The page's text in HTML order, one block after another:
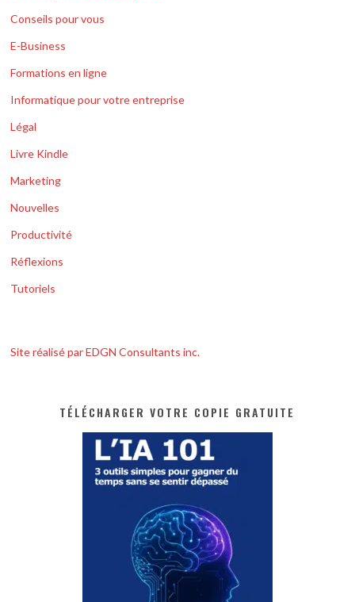
Conseils pour vous
E-Business
Formations en ligne
Informatique pour votre entreprise
Légal
Livre Kindle
Marketing
Nouvelles
Productivité
Réflexions
Tutoriels
Site réalisé par EDGN Consultants inc.
TÉLÉCHARGER VOTRE COPIE GRATUITE